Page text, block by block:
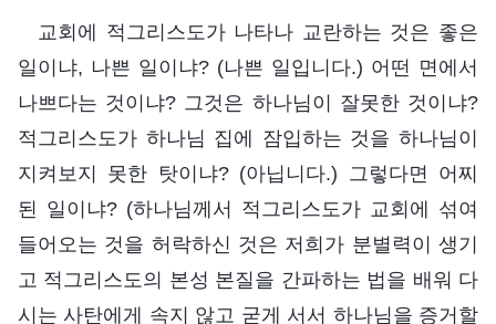
교회에 적그리스도가 나타나 교란하는 것은 좋은
일이냐, 나쁜 일이냐? (나쁜 일입니다.) 어떤 면에서
나쁘다는 것이냐? 그것은 하나님이 잘못한 것이냐?
적그리스도가 하나님 집에 잠입하는 것을 하나님이
지켜보지 못한 탓이냐? (아닙니다.) 그렇다면 어찌
된 일이냐? (하나님께서 적그리스도가 교회에 섞여
들어오는 것을 허락하신 것은 저희가 분별력이 생기
고 적그리스도의 본성 본질을 간파하는 법을 배워 다
시는 사탄에게 속지 않고 굳게 서서 하나님을 증거할